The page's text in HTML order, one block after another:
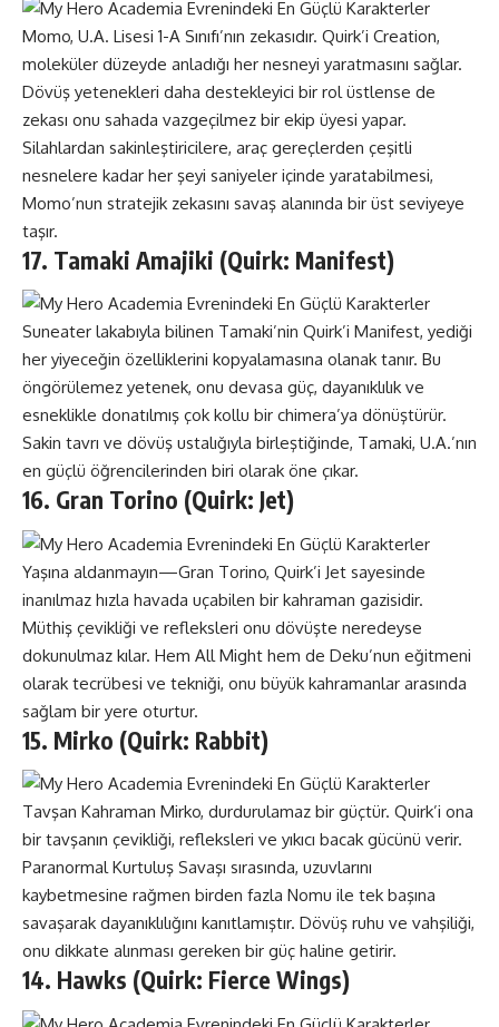
Momo, U.A. Lisesi 1-A Sınıfı’nın zekasıdır. Quirk’i Creation,
moleküler düzeyde anladığı her nesneyi yaratmasını sağlar.
Dövüş yetenekleri daha destekleyici bir rol üstlense de
zekası onu sahada vazgeçilmez bir ekip üyesi yapar.
Silahlardan sakinleştiricilere, araç gereçlerden çeşitli
nesnelere kadar her şeyi saniyeler içinde yaratabilmesi,
Momo’nun stratejik zekasını savaş alanında bir üst seviyeye
taşır.
17. Tamaki Amajiki (Quirk: Manifest)
Suneater lakabıyla bilinen Tamaki’nin Quirk’i Manifest, yediği
her yiyeceğin özelliklerini kopyalamasına olanak tanır. Bu
öngörülemez yetenek, onu devasa güç, dayanıklılık ve
esneklikle donatılmış çok kollu bir chimera’ya dönüştürür.
Sakin tavrı ve dövüş ustalığıyla birleştiğinde, Tamaki, U.A.’nın
en güçlü öğrencilerinden biri olarak öne çıkar.
16. Gran Torino (Quirk: Jet)
Yaşına aldanmayın—Gran Torino, Quirk’i Jet sayesinde
inanılmaz hızla havada uçabilen bir kahraman gazisidir.
Müthiş çevikliği ve refleksleri onu dövüşte neredeyse
dokunulmaz kılar. Hem All Might hem de Deku’nun eğitmeni
olarak tecrübesi ve tekniği, onu büyük kahramanlar arasında
sağlam bir yere oturtur.
15. Mirko (Quirk: Rabbit)
Tavşan Kahraman Mirko, durdurulamaz bir güçtür. Quirk’i ona
bir tavşanın çevikliği, refleksleri ve yıkıcı bacak gücünü verir.
Paranormal Kurtuluş Savaşı sırasında, uzuvlarını
kaybetmesine rağmen birden fazla Nomu ile tek başına
savaşarak dayanıklılığını kanıtlamıştır. Dövüş ruhu ve vahşiliği,
onu dikkate alınması gereken bir güç haline getirir.
14. Hawks (Quirk: Fierce Wings)